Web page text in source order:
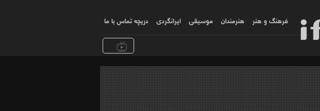
فرهنگ و هنر هنرمندان موسیقی ایرانگردی دریچه تماس با ما